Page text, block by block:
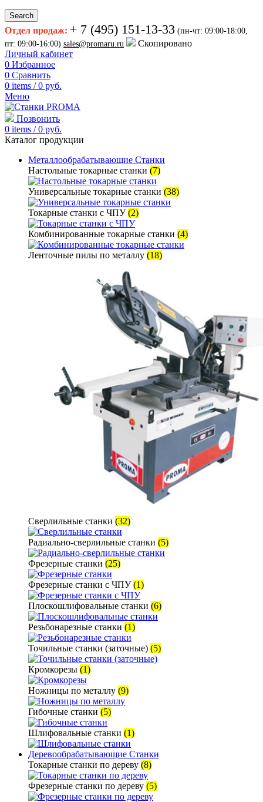
Search
Отдел продаж: + 7 (495) 151-13-33 (пн-чт: 09:00-18:00,
пт: 09:00-16:00) sales@promaru.ru
Скопировано
Личный кабинет
0 Избранное
0 Сравнить
0 items / 0 руб.
Меню
Позвонить
0 items / 0 руб.
Каталог продукции
Металлообрабатывающие Станки
Настольные токарные станки (7)
Универсальные токарные станки (38)
Токарные станки с ЧПУ(2)
Комбинированные токарные станки (4)
Ленточные пилы по металлу (18)
Сверлильные станки (32)
Радиально-сверлильные станки (5)
Фрезерные станки (25)
Фрезерные станки с ЧПУ(1)
Плоскошлифовальные станки (6)
Резьбонарезные станки (1)
Точильные станки (заточные) (5)
Кромкорезы (1)
Ножницы по металлу (9)
Гибочные станки (5)
Шлифовальные станки (1)
Деревообрабатывающие Станки
Токарные станки по дереву (8)
Фрезерные станки по дереву (5)